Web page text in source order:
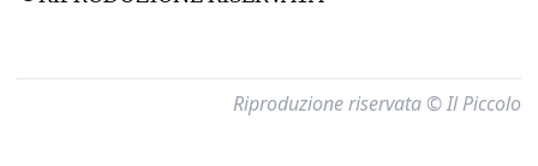
Riproduzione riservata © Il Piccolo